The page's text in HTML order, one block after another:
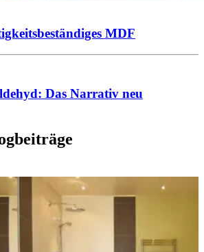
MDF
Das Narrativ neu